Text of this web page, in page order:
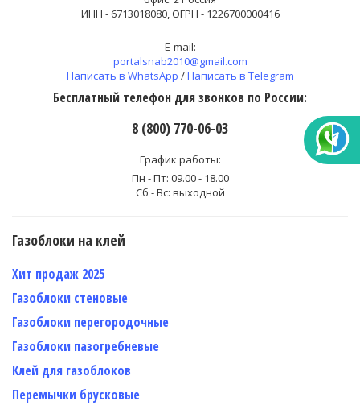
ИНН - 6713018080, ОГРН - 1226700000416
E-mail:
portalsnab2010@gmail.com
Написать в WhatsApp /Написать в Telegram
Бесплатный телефон для звонков по России:
8 (800) 770-06-03
График работы:
Пн - Пт: 09.00 - 18.00
Сб - Вс: выходной
Газоблоки на клей
Хит продаж 2025
Газоблоки стеновые
Газоблоки перегородочные
Газоблоки пазогребневые
Клей для газоблоков
Перемычки брусковые